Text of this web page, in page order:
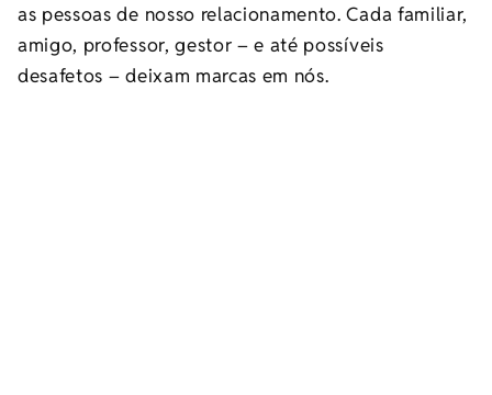
as pessoas de nosso relacionamento. Cada familiar,
amigo, professor, gestor – e até possíveis
desafetos – deixam marcas em nós.